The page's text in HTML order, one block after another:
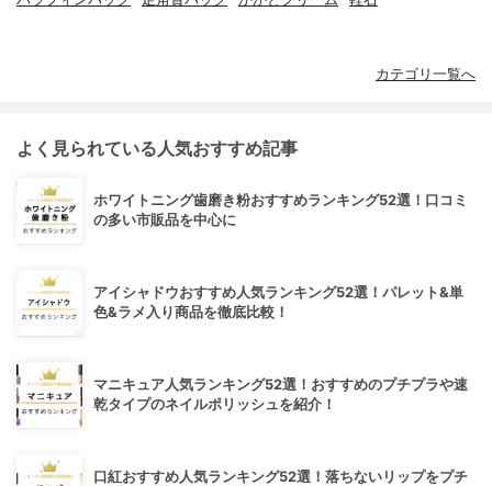
カテゴリ一覧へ
よく見られている人気おすすめ記事
ホワイトニング歯磨き粉おすすめランキング52選！口コミ
の多い市販品を中心に
アイシャドウおすすめ人気ランキング52選！パレット&単
色&ラメ入り商品を徹底比較！
マニキュア人気ランキング52選！おすすめのプチプラや速
乾タイプのネイルポリッシュを紹介！
口紅おすすめ人気ランキング52選！落ちないリップをプチ